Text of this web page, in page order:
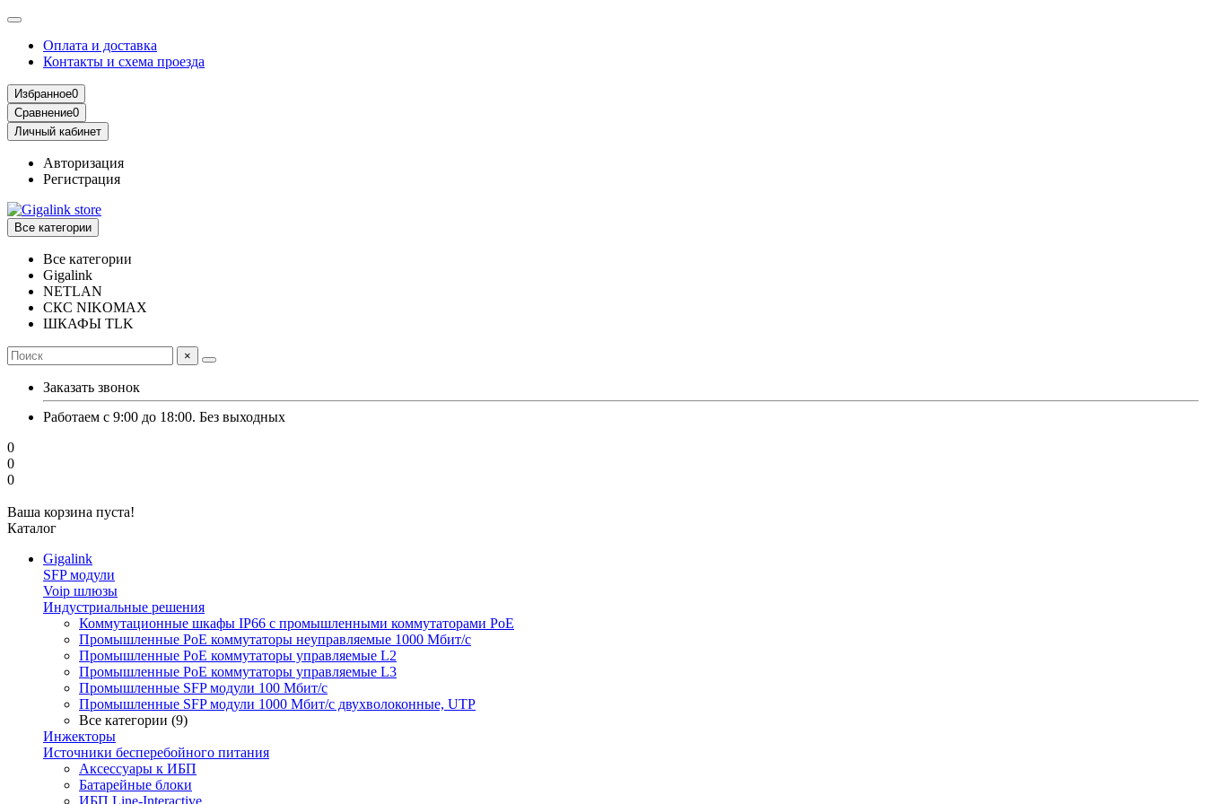
Оплата и доставка
Контакты и схема проезда
Избранное0
Сравнение0
Личный кабинет
Авторизация
Регистрация
Все категории
Все категории
Gigalink
NETLAN
СКС NIKOMAX
ШКАФЫ TLK
×
Заказать звонок
Работаем с 9:00 до 18:00. Без выходных
0
0
0
Ваша корзина пуста!
Каталог
Gigalink
SFP модули
Voip шлюзы
Индустриальные решения
Коммутационные шкафы IP66 c промышленными коммутаторами PoE
Промышленные PoE коммутаторы неуправляемые 1000 Мбит/с
Промышленные PoE коммутаторы управляемые L2
Промышленные PoE коммутаторы управляемые L3
Промышленные SFP модули 100 Мбит/c
Промышленные SFP модули 1000 Мбит/c двухволоконные, UTP
Все категории (9)
Инжекторы
Источники бесперебойного питания
Аксессуары к ИБП
Батарейные блоки
ИБП Line-Interactive